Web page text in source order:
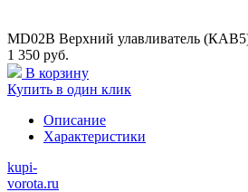
MD02B Верхний улавливатель
1 350 руб.
В корзину
Купить в один клик
Описание
Характеристики
kupi-
vorota.ru